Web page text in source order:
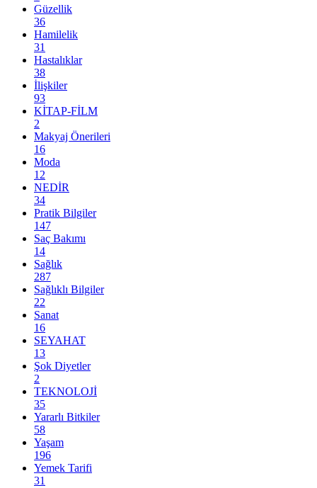
Güzellik
36
Hamilelik
31
Hastalıklar
38
İlişkiler
93
KİTAP-FİLM
2
Makyaj Önerileri
16
Moda
12
NEDİR
34
Pratik Bilgiler
147
Saç Bakımı
14
Sağlık
287
Sağlıklı Bilgiler
22
Sanat
16
SEYAHAT
13
Şok Diyetler
2
TEKNOLOJİ
35
Yararlı Bitkiler
58
Yaşam
196
Yemek Tarifi
31